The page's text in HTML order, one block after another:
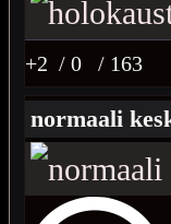
+2 / 0 / 163
normaali